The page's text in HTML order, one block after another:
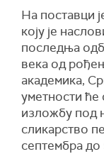
На поставци
коју је
последња
века од
академика,
уметности ће
изложбу под
сликарство
септембра до